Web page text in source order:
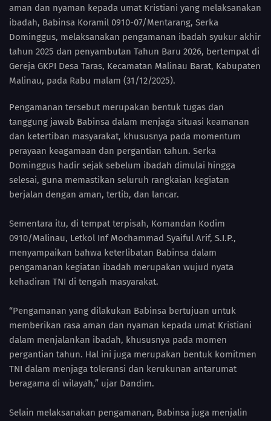
aman dan nyaman kepada umat Kristiani yang melaksanakan
ibadah, Babinsa Koramil 0910-07/Mentarang, Serka
Dominggus, melaksanakan pengamanan ibadah syukur akhir
tahun 2025 dan penyambutan Tahun Baru 2026, bertempat di
Gereja GKPI Desa Taras, Kecamatan Malinau Barat, Kabupaten
Malinau, pada Rabu malam (31/12/2025).
Pengamanan tersebut merupakan bentuk tugas dan
tanggung jawab Babinsa dalam menjaga situasi keamanan
dan ketertiban masyarakat, khususnya pada momentum
perayaan keagamaan dan pergantian tahun. Serka
Dominggus hadir sejak sebelum ibadah dimulai hingga
selesai, guna memastikan seluruh rangkaian kegiatan
berjalan dengan aman, tertib, dan lancar.
Sementara itu, di tempat terpisah, Komandan Kodim
0910/Malinau, Letkol Inf Mochammad Syaiful Arif, S.I.P.,
menyampaikan bahwa keterlibatan Babinsa dalam
pengamanan kegiatan ibadah merupakan wujud nyata
kehadiran TNI di tengah masyarakat.
“Pengamanan yang dilakukan Babinsa bertujuan untuk
memberikan rasa aman dan nyaman kepada umat Kristiani
dalam menjalankan ibadah, khususnya pada momen
pergantian tahun. Hal ini juga merupakan bentuk komitmen
TNI dalam menjaga toleransi dan kerukunan antarumat
beragama di wilayah,” ujar Dandim.
Selain melaksanakan pengamanan, Babinsa juga menjalin